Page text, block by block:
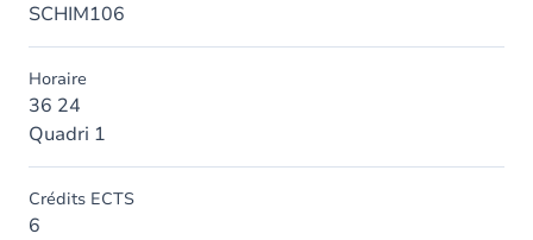
SCHIM106
Horaire
36 24
Quadri 1
Crédits ECTS
6